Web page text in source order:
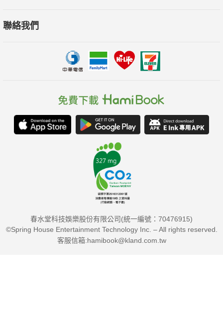
聯絡我們
春水堂科技娛樂股份有限公司(統一編號：70476915)
©Spring House Entertainment Technology Inc. – All rights reserved.
客服信箱:hamibook@kland.com.tw